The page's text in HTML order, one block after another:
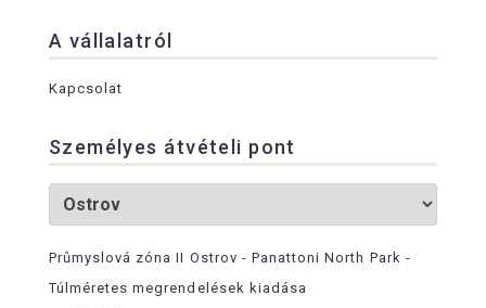
A vállalatról
Kapcsolat
Személyes átvételi pont
Průmyslová zóna II Ostrov - Panattoni North Park -
Túlméretes megrendelések kiadása